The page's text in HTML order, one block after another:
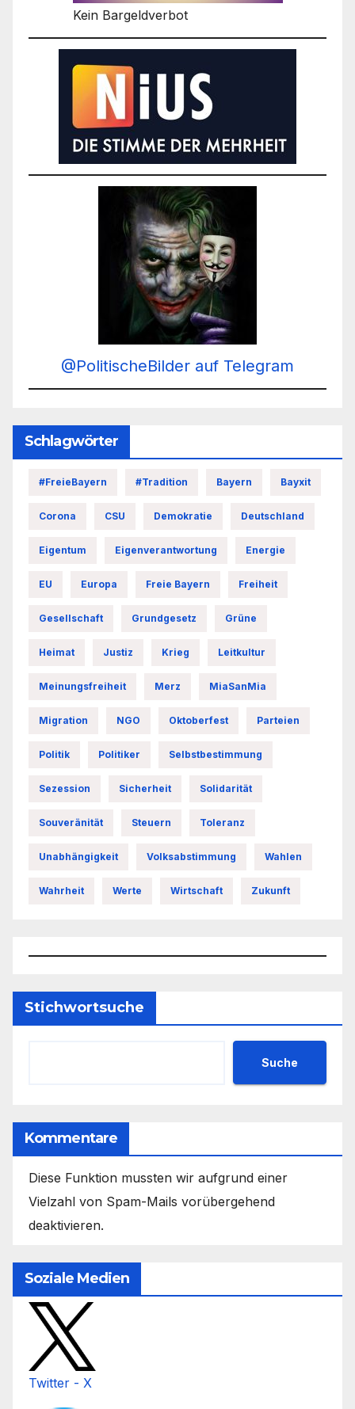
Kein Bargeldverbot
@PolitischeBilder auf Telegram
Schlagwörter
#FreieBayern #Tradition Bayern Bayxit
Corona CSU Demokratie Deutschland
Eigentum Eigenverantwortung Energie
EU Europa Freie Bayern Freiheit
Gesellschaft Grundgesetz Grüne
Heimat Justiz Krieg Leitkultur
Meinungsfreiheit Merz MiaSanMia
Migration NGO Oktoberfest Parteien
Politik Politiker Selbstbestimmung
Sezession Sicherheit Solidarität
Souveränität Steuern Toleranz
Unabhängigkeit Volksabstimmung Wahlen
Wahrheit Werte Wirtschaft Zukunft
Stichwortsuche
Suche
Kommentare
Diese Funktion mussten wir aufgrund einer
Vielzahl von Spam-Mails vorübergehend
deaktivieren.
Soziale Medien
Twitter - X